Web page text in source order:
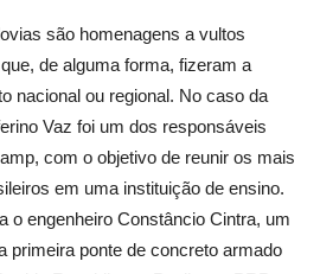
são homenagens a vultos
de alguma forma, fizeram a
nacional ou regional. No caso da
Vaz foi um dos responsáveis
com o objetivo de reunir os mais
em uma instituição de ensino.
o engenheiro Constâncio Cintra, um
primeira ponte de concreto armado